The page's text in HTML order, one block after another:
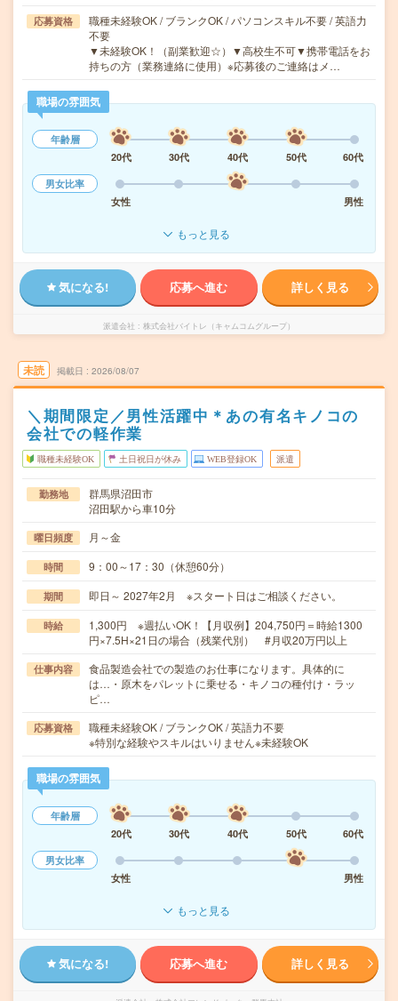
応募資格
職種未経験OK / ブランクOK / パソコンスキル不要 / 英語力
不要
▼未経験OK！（副業歓迎☆）▼高校生不可▼携帯電話をお
持ちの方（業務連絡に使用）※応募後のご連絡はメ…
職場の雰囲気
年齢層
20代
30代 40代 50代
60代
男女比率
女性
男性
もっと見る
気になる! 応募へ進む 詳しく見る
派遣会社 株式会社バイトレ（キャムコムグループ）
未読 掲載日 2026/08/07
＼期間限定／男性活躍中＊あの有名キノコの
会社での軽作業
職種未経験OK 土日祝日が休み WEB登録OK 派遣
勤務地
群馬県沼田市
沼田駅から車10分
曜日頻度 月～金
時間 9：00～17：30（休憩60分）
期間 即日～ 2027年2月 ※スタート日はご相談ください。
時給
1,300円 ※週払いOK！【月収例】204,750円＝時給1300
円×7.5H×21日の場合（残業代別） #月収20万円以上
仕事内容
食品製造会社での製造のお仕事になります。具体的に
は…・原木をパレットに乗せる・キノコの種付け・ラッ
ピ…
応募資格
職種未経験OK / ブランクOK / 英語力不要
※特別な経験やスキルはいりません※未経験OK
職場の雰囲気
年齢層
20代
30代 40代 50代
60代
男女比率
女性
男性
もっと見る
気になる! 応募へ進む 詳しく見る